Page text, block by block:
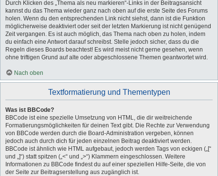
Durch Klicken des „Thema als neu markieren“-Links in der Beitragsansicht
kannst du das Thema wieder ganz nach oben auf die erste Seite des Forums
holen. Wenn du den entsprechenden Link nicht siehst, dann ist die Funktion
möglicherweise deaktiviert oder seit der letzten Markierung ist nicht genügend
Zeit vergangen. Es ist auch möglich, das Thema nach oben zu holen, indem
du einfach eine Antwort darauf schreibst. Stelle jedoch sicher, dass du die
Regeln dieses Boards beachtest! Es wird meist nicht gerne gesehen, wenn
ohne triftigen Grund auf alte oder abgeschlossene Themen geantwortet wird.
Nach oben
Textformatierung und Thementypen
Was ist BBCode?
BBCode ist eine spezielle Umsetzung von HTML, die dir weitreichende
Formatierungsmöglichkeiten für deinen Text gibt. Die Rechte zur Verwendung
von BBCode werden durch die Board-Administration vergeben, können
jedoch auch durch dich für jeden einzelnen Beitrag deaktiviert werden.
BBCode ist ähnlich wie HTML aufgebaut, jedoch werden Tags von eckigen („[“
und „]“) statt spitzen („<“ und „>“) Klammern eingeschlossen. Weitere
Informationen zu BBCode findest du auf einer speziellen Hilfe-Seite, die von
der Seite zur Beitragserstellung aus zugänglich ist.